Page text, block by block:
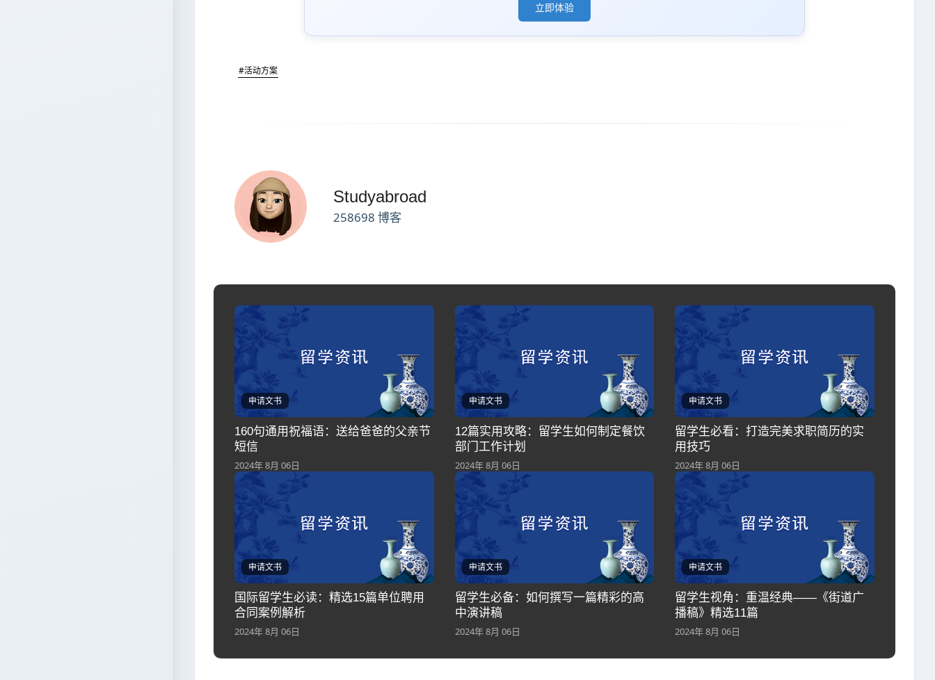
立即体验
#活动方案
Studyabroad
258698 博客
申请文书
160句通用祝福语：送给爸爸的父亲节
短信
2024年 8月 06日
申请文书
12篇实用攻略：留学生如何制定餐饮
部门工作计划
2024年 8月 06日
申请文书
留学生必看：打造完美求职简历的实
用技巧
2024年 8月 06日
申请文书
国际留学生必读：精选15篇单位聘用
合同案例解析
2024年 8月 06日
申请文书
留学生必备：如何撰写一篇精彩的高
中演讲稿
2024年 8月 06日
申请文书
留学生视角：重温经典——《街道广
播稿》精选11篇
2024年 8月 06日